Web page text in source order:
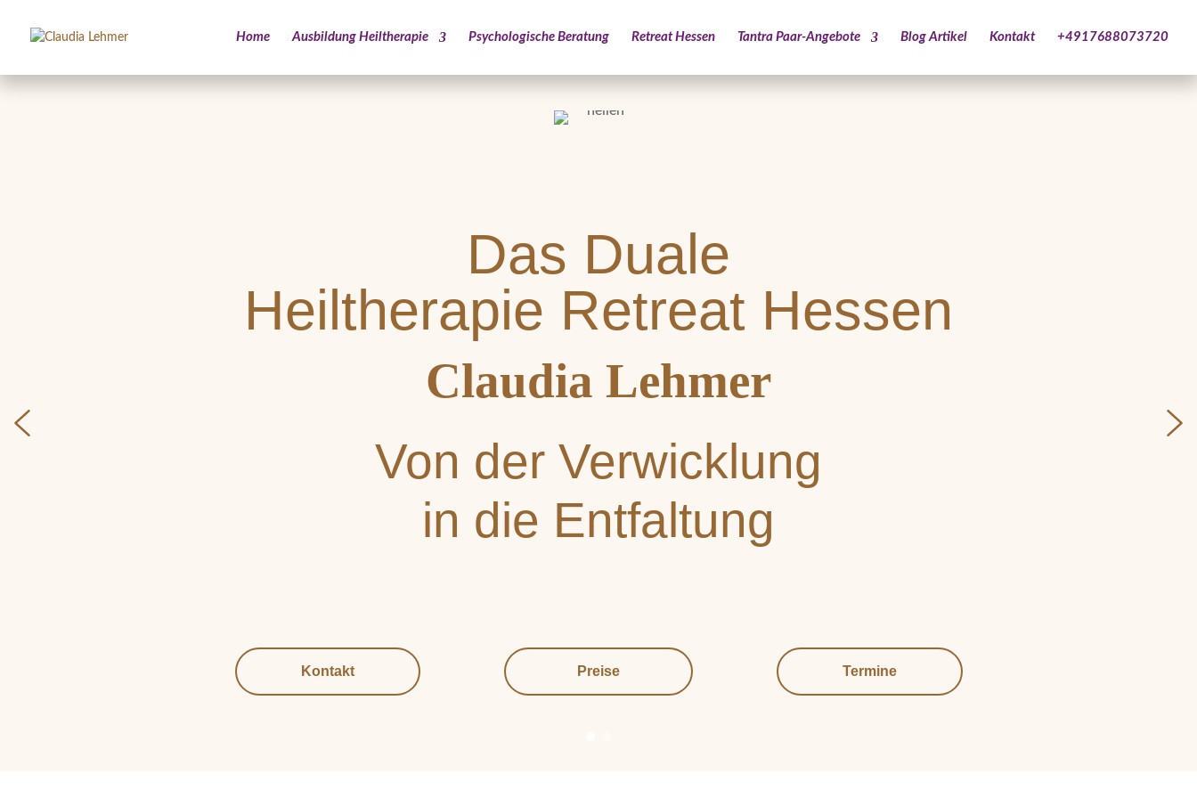
Home Ausbildung Heiltherapie Psychologische Beratung Retreat Hessen Tantra Paar-Angebote Blog Artikel Kontakt +4917688073720
Das Duale
Heiltherapie Retreat Hessen
Claudia Lehmer
Von der Verwicklung
in die Entfaltung
Kontakt Preise Termine